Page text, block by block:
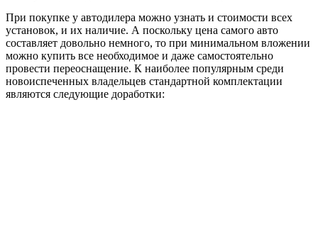
При покупке у автодилера можно узнать и стоимости всех
установок, и их наличие. А поскольку цена самого авто
составляет довольно немного, то при минимальном вложении
можно купить все необходимое и даже самостоятельно
провести переоснащение. К наиболее популярным среди
новоиспеченных владельцев стандартной комплектации
являются следующие доработки: